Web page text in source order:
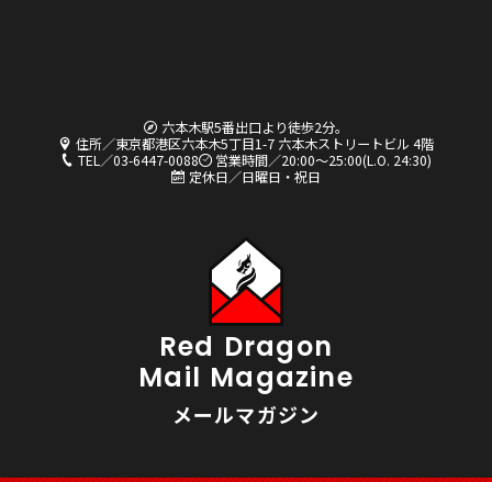
六本木駅5番出口より徒歩2分。
住所／東京都港区六本木5丁目1-7 六本木ストリートビル 4階
TEL／03-6447-0088
営業時間／20:00〜25:00(L.O. 24:30)
定休日／日曜日・祝日
Red Dragon
Mail Magazine
メールマガジン